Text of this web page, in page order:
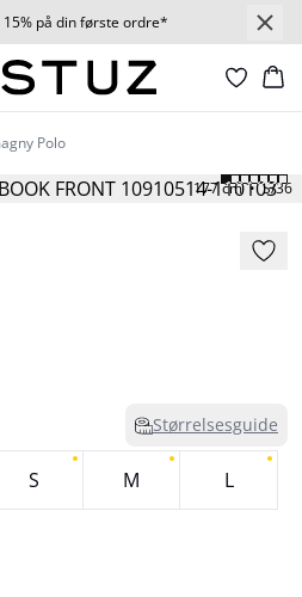
på din første ordre*
Polo
177 cm • S/36
Størrelsesguide
S M L